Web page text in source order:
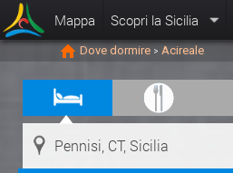
Mappa Scopri la Sicilia
Dove dormire > Acireale